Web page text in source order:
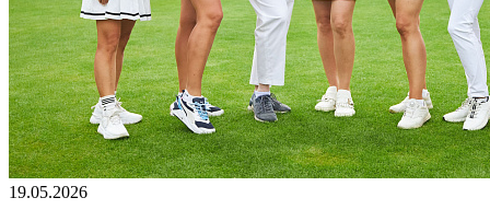
19.05.2026